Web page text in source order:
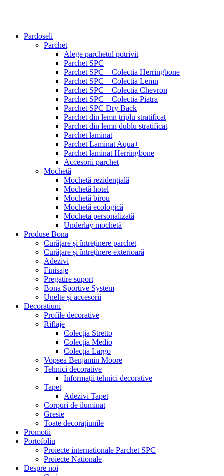
Pardoseli
Parchet
Alege parchetul potrivit
Parchet SPC
Parchet SPC – Colectia Herringbone
Parchet SPC – Colectia Lemn
Parchet SPC – Colectia Chevron
Parchet SPC – Colectia Piatra
Parchet SPC Dry Back
Parchet din lemn triplu stratificat
Parchet din lemn dublu stratificat
Parchet laminat
Parchet Laminat Aqua+
Parchet laminat Herringbone
Accesorii parchet
Mochetă
Mochetă rezidențială
Mochetă hotel
Mochetă birou
Mochetă ecologică
Mocheta personalizată
Underlay mochetă
Produse Bona
Curățare și întreținere parchet
Curățare și întreținere exterioară
Adezivi
Finisaje
Pregatire suport
Bona Sportive System
Unelte și accesorii
Decoratiuni
Profile decorative
Riflaje
Colecția Stretto
Colecția Medio
Colecția Largo
Vopsea Benjamin Moore
Tehnici decorative
Informații tehnici decorative
Tapet
Adezivi Tapet
Corpuri de iluminat
Gresie
Toate decorațiunile
Promotii
Portofoliu
Proiecte internationale Parchet SPC
Proiecte Nationale
Despre noi